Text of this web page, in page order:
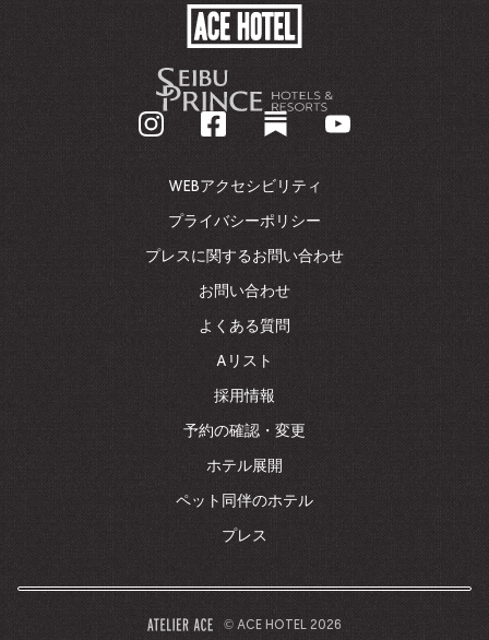
業
ホ
ペ
ー
に
WEBアクセシビリティ
プライバシーポリシー
プレスに関するお問い合わせ
お問い合わせ
よくある質問
Aリスト
採用情報
予約の確認・変更
ホテル展開
ペット同伴のホテル
プレス
– © ACE HOTEL 2026